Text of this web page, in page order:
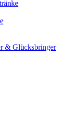
& Glücksbringer